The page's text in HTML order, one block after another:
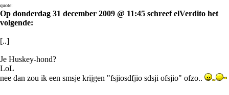
quote:
Op donderdag 31 december 2009 @ 11:45 schreef elVerdito het
volgende:
[..]
Je Huskey-hond?
LoL
nee dan zou ik een smsje krijgen "fsjiosdfjio sdsji ofsjio" ofzo..